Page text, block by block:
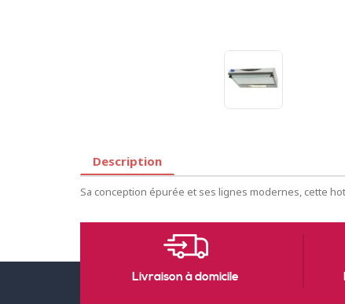
Description
Sa conception épurée et ses lignes modernes, cette
Livraison à domicile